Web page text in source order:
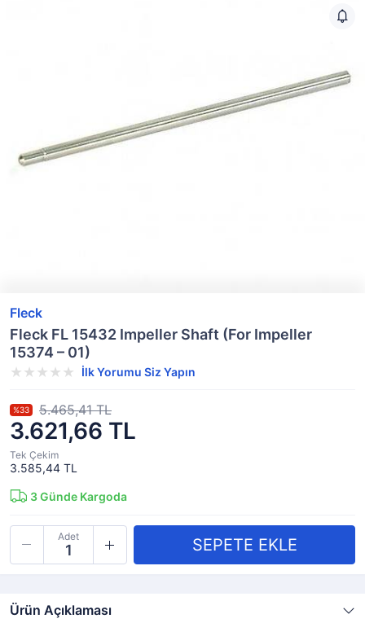
Fleck
Fleck FL 15432 Impeller Shaft (For Impeller
15374 – 01)
İlk Yorumu Siz Yapın
3.621,66 TL
%33 5.465,41 TL
Tek Çekim
3.585,44 TL
3Günde Kargoda
Adet
Ürün Açıklaması